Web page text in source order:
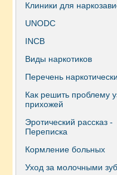
Клиники для
UNODC
INCB
Виды наркотиков
Перечень
Как решить проблему
прихожей
Эротический рассказ -
Переписка
Кормление больных
Уход за молочными